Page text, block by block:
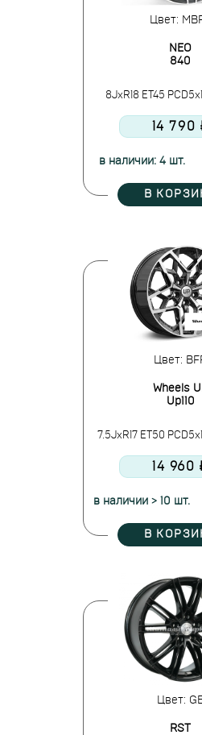
Цвет:
NEO
840
8JxR18 ET45
14 790
в наличии: 4 шт.
В
Цвет:
Wheels
Up110
7.5JxR17 ET50
14 960
в наличии > 10 шт.
В
Цвет:
RST